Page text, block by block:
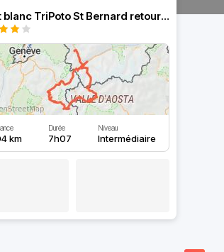
Mont blanc TriPoto St Bernard retour par chamonix
km
Durée
7h07
Niveau
Intermédiaire